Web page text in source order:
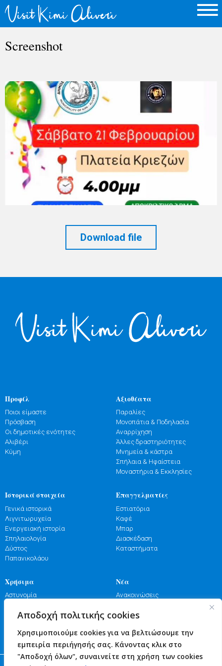
Αποδοχή πολιτικής cookies
Χρησιμοποιούμε cookies για να βελτιώσουμε την
εμπειρία περιήγησής σας. Κάνοντας κλικ στο
"Αποδοχή όλων", συναινείτε στη χρήση των cookies
Screenshot
Download file
Προφίλ
Ποιοι είμαστε
Πρόσβαση
Οι δημοτικές ενότητες
Αλιβέρι
Κύμη
Αξιοθέατα
Παραλίες
Μονοπάτια & Ποδηλασία
Αναρρίχηση
Άλλες δραστηριότητες
Μνημεία & κάστρα
Σπήλαια & Ηφαίστεια
Μοναστήρια & Εκκλησίες
Ιστορικά στοιχεία
Γενικά ιστορικά
Λιγνιτωρυχεία
Ενεργειακή ιστορία
Σπηλαιολογία
Δύστος
Παπανικολάου
Επαγγελματίες
Εστιατόρια
Καφέ
Μπαρ
Διασκέδαση
Καταστήματα
Χρήσιμα
Αστυνομία
Πυροσβεστική
Υγεία
Νέα
Ανακοινώσεις
Γιορτές
Επικοινωνία